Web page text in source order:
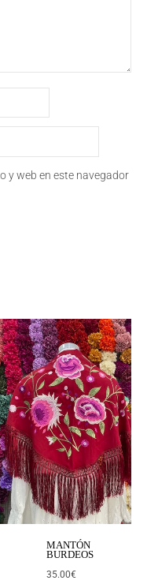
y web en este navegador
MANTÓN
BURDEOS
35.00€